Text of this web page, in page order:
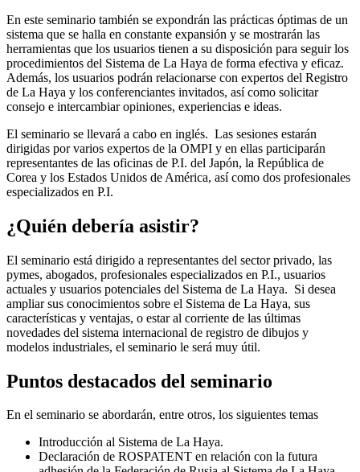
En este seminario también se expondrán las prácticas óptimas de un
sistema que se halla en constante expansión y se mostrarán las
herramientas que los usuarios tienen a su disposición para seguir los
procedimientos del Sistema de La Haya de forma efectiva y eficaz.
Además, los usuarios podrán relacionarse con expertos del Registro
de La Haya y los conferenciantes invitados, así como solicitar
consejo e intercambiar opiniones, experiencias e ideas.
El seminario se llevará a cabo en inglés. Las sesiones estarán
dirigidas por varios expertos de la OMPI y en ellas participarán
representantes de las oficinas de P.I. del Japón, la República de
Corea y los Estados Unidos de América, así como dos profesionales
especializados en P.I.
¿Quién debería asistir?
El seminario está dirigido a representantes del sector privado, las
pymes, abogados, profesionales especializados en P.I., usuarios
actuales y usuarios potenciales del Sistema de La Haya. Si desea
ampliar sus conocimientos sobre el Sistema de La Haya, sus
características y ventajas, o estar al corriente de las últimas
novedades del sistema internacional de registro de dibujos y
modelos industriales, el seminario le será muy útil.
Puntos destacados del seminario
En el seminario se abordarán, entre otros, los siguientes temas
Introducción al Sistema de La Haya.
Declaración de ROSPATENT en relación con la futura